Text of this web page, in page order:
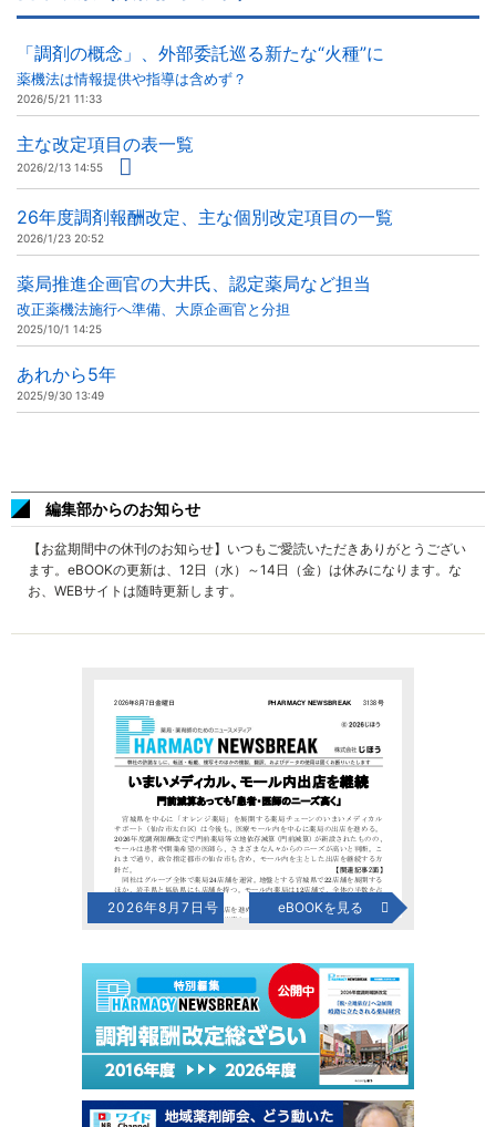
「調剤の概念」、外部委託巡る新たな“火種”に
薬機法は情報提供や指導は含めず？
2026/5/21 11:33
主な改定項目の表一覧
2026/2/13 14:55
26年度調剤報酬改定、主な個別改定項目の一覧
2026/1/23 20:52
薬局推進企画官の大井氏、認定薬局など担当
改正薬機法施行へ準備、大原企画官と分担
2025/10/1 14:25
あれから5年
2025/9/30 13:49
編集部からのお知らせ
【お盆期間中の休刊のお知らせ】いつもご愛読いただきありがとうござい
ます。eBOOKの更新は、12日（水）～14日（金）は休みになります。な
お、WEBサイトは随時更新します。
2026年8月7日号 eBOOKを見る